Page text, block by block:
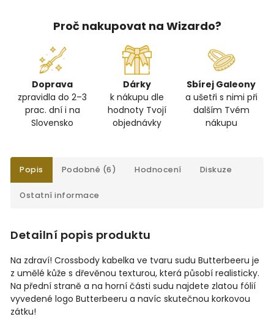
Proč nakupovat na Wizardo?
Doprava
zpravidla do 2–3
prac. dní i na
Slovensko
Dárky
k nákupu dle
hodnoty Tvojí
objednávky
Sbírej Galeony
a ušetři s nimi při
dalším Tvém
nákupu
Popis Podobné (6) Hodnocení Diskuze
Ostatní informace
Detailní popis produktu
Na zdraví! Crossbody kabelka ve tvaru sudu Butterbeeru je
z umělé kůže s dřevěnou texturou, která působí realisticky.
Na přední straně a na horní části sudu najdete zlatou fólií
vyvedené logo Butterbeeru a navíc skutečnou korkovou
zátku!